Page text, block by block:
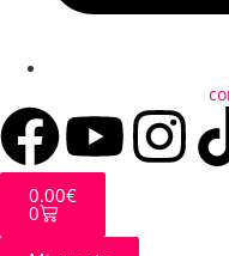
0.00€
0